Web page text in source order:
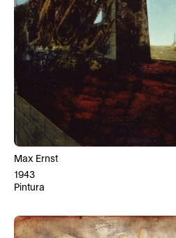
Max Ernst
1943
Pintura